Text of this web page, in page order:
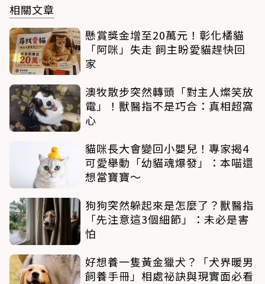
相關文章
懸賞獎金增至20萬元！彰化橘貓
「阿咪」失走 飼主盼愛貓趕快回
家
澳牧散步突然轉頭「對主人燦笑放
電」！獸醫指不是巧合：真相超窩
心
貓咪長大會變回小嬰兒！專家揭4
可愛舉動「幼貓魂爆發」：本喵還
想當寶寶～
狗狗突然躲起來是怎麼了？獸醫指
「先注意這3個細節」：未必是害
怕
好想養一隻黃金獵犬？「犬界暖男
飼養手冊」相處祕訣與現實面必看